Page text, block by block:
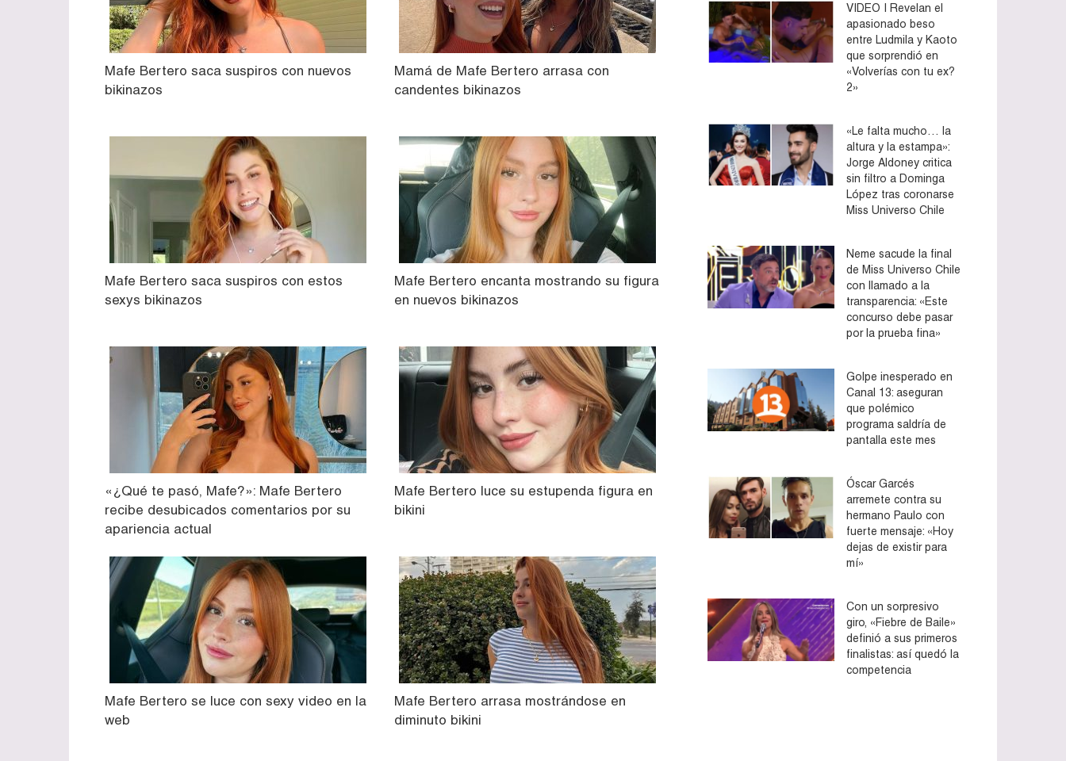
Mafe Bertero saca suspiros con nuevos
bikinazos
Mamá de Mafe Bertero arrasa con
candentes bikinazos
Mafe Bertero saca suspiros con estos
sexys bikinazos
Mafe Bertero encanta mostrando su figura
en nuevos bikinazos
«¿Qué te pasó, Mafe?»: Mafe Bertero
recibe desubicados comentarios por su
apariencia actual
Mafe Bertero luce su estupenda figura en
bikini
Mafe Bertero se luce con sexy video en la
web
Mafe Bertero arrasa mostrándose en
diminuto bikini
VIDEO | Revelan el
apasionado beso
entre Ludmila y Kaoto
que sorprendió en
«Volverías con tu ex?
2»
«Le falta mucho… la
altura y la estampa»:
Jorge Aldoney critica
sin filtro a Dominga
López tras coronarse
Miss Universo Chile
Neme sacude la final
de Miss Universo Chile
con llamado a la
transparencia: «Este
concurso debe pasar
por la prueba fina»
Golpe inesperado en
Canal 13: aseguran
que polémico
programa saldría de
pantalla este mes
Óscar Garcés
arremete contra su
hermano Paulo con
fuerte mensaje: «Hoy
dejas de existir para
mí»
Con un sorpresivo
giro, «Fiebre de Baile»
definió a sus primeros
finalistas: así quedó la
competencia